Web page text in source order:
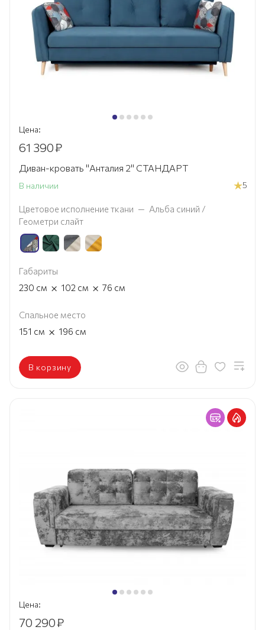
Цена:
61 390₽
Диван-кровать "Анталия 2" СТАНДАРТ
В наличии 5
Цветовое исполнение ткани — Альба синий /
Геометри слайт
Габариты
230 см × 102 см × 76 см
Спальное место
151 см × 196 см
В корзину
Цена:
70 290₽